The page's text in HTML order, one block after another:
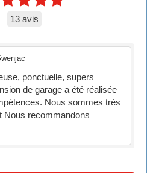
13 avis
ponctuelle, supers
de garage a été réalisée
Nous sommes très
Nous recommandons